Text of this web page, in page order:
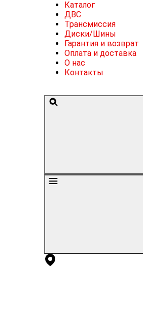
Каталог
ДВС
Трансмиссия
Диски/Шины
Гарантия и возврат
Оплата и доставка
О нас
Контакты